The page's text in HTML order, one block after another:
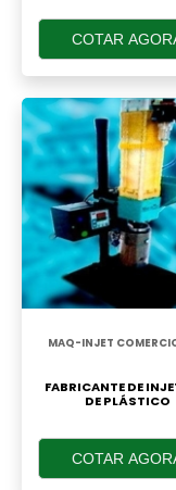
COTAR
MAQ-INJET
FABRICANTE DE
DE PLÁSTICO
COTAR